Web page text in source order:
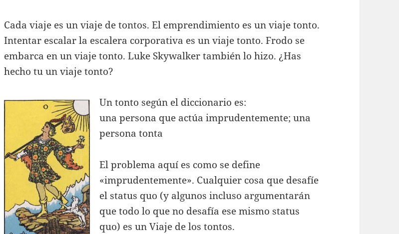
Cada viaje es un viaje de tontos. El emprendimiento es un viaje tonto.
Intentar escalar la escalera corporativa es un viaje tonto. Frodo se
embarca en un viaje tonto. Luke Skywalker también lo hizo. ¿Has
hecho tu un viaje tonto?
Un tonto según el diccionario es:
una persona que actúa imprudentemente; una
persona tonta
El problema aquí es como se define
«imprudentemente». Cualquier cosa que desafíe
el status quo (y algunos incluso argumentarán
que todo lo que no desafía ese mismo status
quo) es un Viaje de los tontos.